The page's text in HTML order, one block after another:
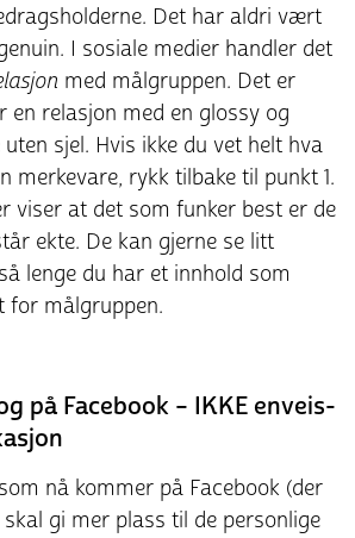
Det har aldri vært
I sosiale medier handler det
med målgruppen. Det er
en relasjon med en glossy og
sjel. Hvis ikke du vet helt hva
merkevare, rykk tilbake til punkt 1.
viser at det som funker best er de
ekte. De kan gjerne se litt
lenge du har et innhold som
for målgruppen.
på Facebook – IKKE enveis-
nå kommer på Facebook (der
gi mer plass til de personlige